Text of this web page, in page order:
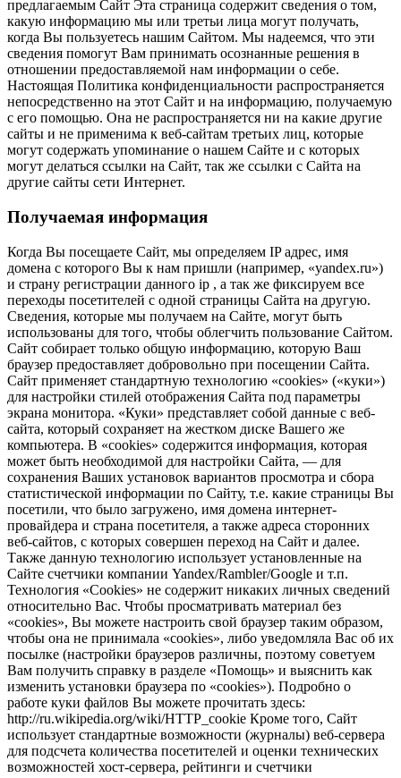
предлагаемым Сайт Эта страница содержит сведения о том,
какую информацию мы или третьи лица могут получать,
когда Вы пользуетесь нашим Сайтом. Мы надеемся, что эти
сведения помогут Вам принимать осознанные решения в
отношении предоставляемой нам информации о себе.
Настоящая Политика конфиденциальности распространяется
непосредственно на этот Сайт и на информацию, получаемую
с его помощью. Она не распространяется ни на какие другие
сайты и не применима к веб-сайтам третьих лиц, которые
могут содержать упоминание о нашем Сайте и с которых
могут делаться ссылки на Сайт, так же ссылки с Сайта на
другие сайты сети Интернет.
Получаемая информация
Когда Вы посещаете Сайт, мы определяем IP адрес, имя
домена с которого Вы к нам пришли (например, «yandex.ru»)
и страну регистрации данного ip , а так же фиксируем все
переходы посетителей с одной страницы Сайта на другую.
Сведения, которые мы получаем на Сайте, могут быть
использованы для того, чтобы облегчить пользование Сайтом.
Сайт собирает только общую информацию, которую Ваш
браузер предоставляет добровольно при посещении Сайта.
Сайт применяет стандартную технологию «cookies» («куки»)
для настройки стилей отображения Сайта под параметры
экрана монитора. «Куки» представляет собой данные с веб-
сайта, который сохраняет на жестком диске Вашего же
компьютера. В «cookies» содержится информация, которая
может быть необходимой для настройки Сайта, — для
сохранения Ваших установок вариантов просмотра и сбора
статистической информации по Сайту, т.е. какие страницы Вы
посетили, что было загружено, имя домена интернет-
провайдера и страна посетителя, а также адреса сторонних
веб-сайтов, с которых совершен переход на Сайт и далее.
Также данную технологию использует установленные на
Сайте счетчики компании Yandex/Rambler/Google и т.п.
Технология «Cookies» не содержит никаких личных сведений
относительно Вас. Чтобы просматривать материал без
«cookies», Вы можете настроить свой браузер таким образом,
чтобы она не принимала «cookies», либо уведомляла Вас об их
посылке (настройки браузеров различны, поэтому советуем
Вам получить справку в разделе «Помощь» и выяснить как
изменить установки браузера по «cookies»). Подробно о
работе куки файлов Вы можете прочитать здесь:
http://ru.wikipedia.org/wiki/HTTP_cookie Кроме того, Сайт
использует стандартные возможности (журналы) веб-сервера
для подсчета количества посетителей и оценки технических
возможностей хост-сервера, рейтинги и счетчики